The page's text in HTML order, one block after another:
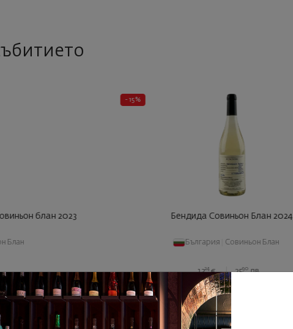
блан 2023
Блан
лв.
- 15%
Бендида Совиньон Блан 2024
България Совиньон Блан
1324 € 2590 лв.
1125 €
КУПИ СЕГА